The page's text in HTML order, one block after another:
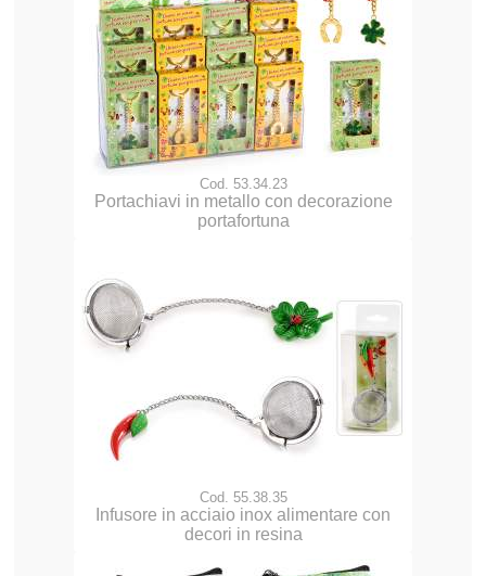
Cod. 53.34.23
Portachiavi in metallo con decorazione
portafortuna
Cod. 55.38.35
Infusore in acciaio inox alimentare con
decori in resina